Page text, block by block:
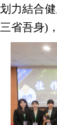
划力結合
三省吾身)